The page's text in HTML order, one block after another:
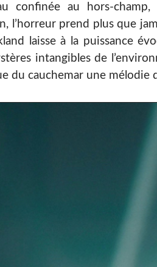
confinée au hors-
l’horreur prend plus que
laisse à la puissance
intangibles de
du cauchemar une mélodie